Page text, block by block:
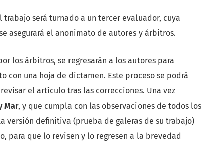
será turnado a un tercer evaluador, cuya
asegurará el anonimato de autores y árbitros.
los árbitros, se regresarán a los autores para
con una hoja de dictamen. Este proceso se podrá
el artículo tras las correcciones. Una vez
Mar, y que cumpla con las observaciones de todos los
versión definitiva (prueba de galeras de su trabajo)
para que lo revisen y lo regresen a la brevedad